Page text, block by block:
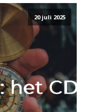
20 juli 2025